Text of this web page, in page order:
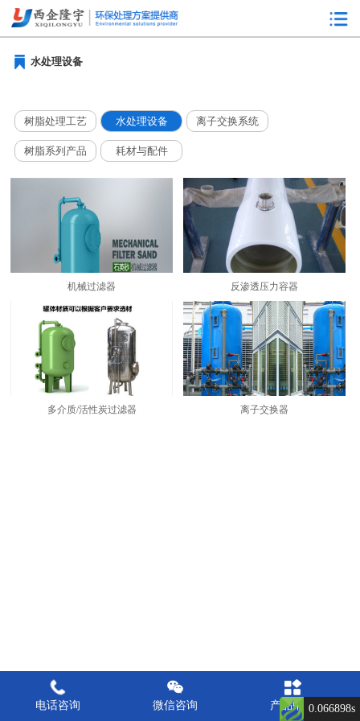
水处理设备
树脂处理工艺 水处理设备 离子交换系统
树脂系列产品 耗材与配件
机械过滤器 反渗透压力容器
多介质/活性炭过滤器 离子交换器
电话咨询 微信咨询 产品中心0.066898s